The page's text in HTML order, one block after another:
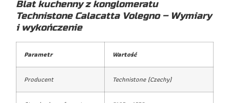
Blat kuchenny z konglomeratu
Technistone Calacatta Volegno – Wymiary
i wykończenie
Parametr Wartość
Producent Technistone (Czechy)